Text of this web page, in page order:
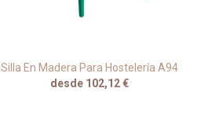
Silla En Madera Para Hostelería A94
desde 102,12 €